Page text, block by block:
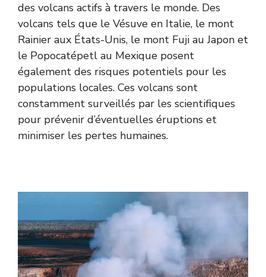
des volcans actifs à travers le monde. Des
volcans tels que le Vésuve en Italie, le mont
Rainier aux États-Unis, le mont Fuji au Japon et
le Popocatépetl au Mexique posent
également des risques potentiels pour les
populations locales. Ces volcans sont
constamment surveillés par les scientifiques
pour prévenir d’éventuelles éruptions et
minimiser les pertes humaines.